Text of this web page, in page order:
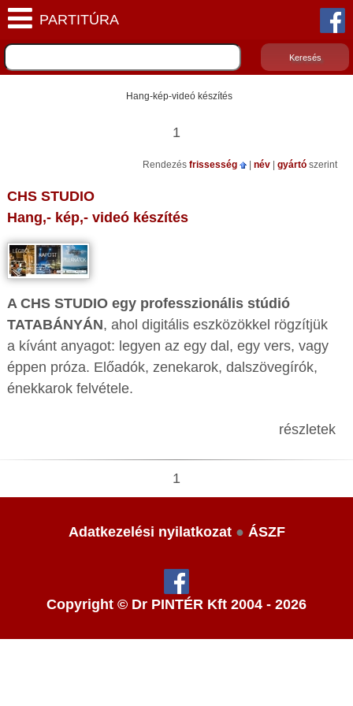
Hang-kép-videó készítés
1
Rendezés frissesség név gyártó szerint
CHS STUDIO
Hang,- kép,- videó készítés
A CHS STUDIO egy professzionális stúdió
TATABÁNYÁN, ahol digitális eszközökkel rögzítjük
a kívánt anyagot: legyen az egy dal, egy vers, vagy
éppen próza. Előadók, zenekarok, dalszövegírók,
énekkarok felvétele.
részletek
1
Adatkezelési nyilatkozat● ÁSZF
Copyright © Dr PINTÉR Kft 2004 - 2026